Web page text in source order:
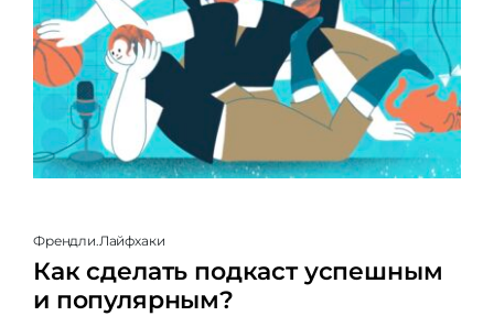
Френдли.Лайфхаки
Как сделать подкаст успешным
и популярным?